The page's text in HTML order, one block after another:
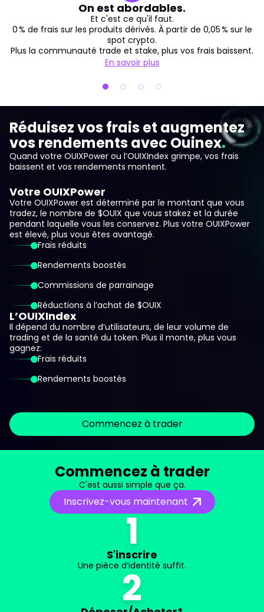
On est abordables.
Et c'est ce qu'il faut.
0 % de frais sur les produits dérivés. À partir de 0,05 % sur le
spot crypto.
Plus la communauté trade et stake, plus vos frais baissent.
En savoir plus
about pricing
Réduisez vos frais et augmentez
vos rendements avec Ouinex
Quand votre OUIXPower ou l’OUIXIndex grimpe, vos frais
baissent et vos rendements montent.
Votre OUIXPower
Votre OUIXPower est déterminé par le montant que vous
tradez, le nombre de $OUIX que vous stakez et la durée
pendant laquelle vous les conservez. Plus votre OUIXPower
est élevé, plus vous êtes avantagé.
Frais réduits
Rendements boostés
Commissions de parrainage
Réductions à l’achat de $OUIX
L’OUIXIndex
Il dépend du nombre d’utilisateurs, de leur volume de
trading et de la santé du token. Plus il monte, plus vous
gagnez:
Frais réduits
Rendements boostés
Commencez à trader
Commencez à trader
C'est aussi simple que ça.
Inscrivez-vous maintenant
1
S'inscrire
Une pièce d’identité suffit.
2